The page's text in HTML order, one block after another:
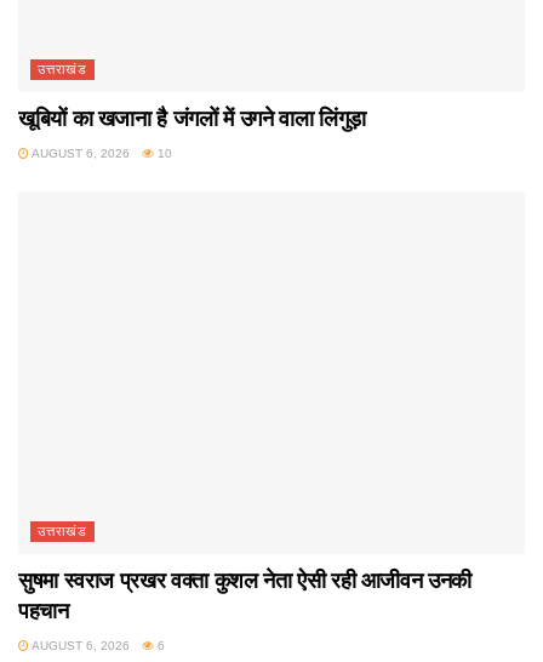
उत्तराखंड
खूबियों का खजाना है जंगलों में उगने वाला लिंगुड़ा
AUGUST 6, 2026 10
उत्तराखंड
सुषमा स्वराज प्रखर वक्ता कुशल नेता ऐसी रही आजीवन उनकी
पहचान
AUGUST 6, 2026 6